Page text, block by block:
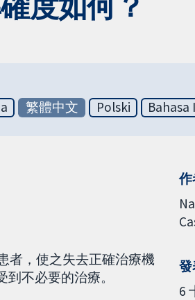
繁體中文 Polski Bahasa
者，使之失去正確治療機
不必要的治療。
6